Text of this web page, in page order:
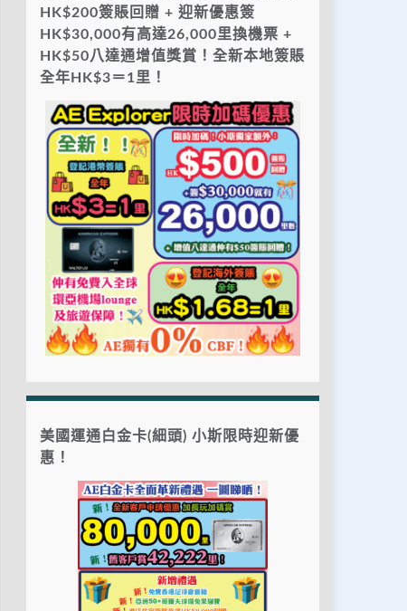
HK$200簽賬回贈 + 迎新優惠簽
HK$30,000有高達26,000里換機票 +
HK$50八達通增值獎賞！全新本地簽賬
全年HK$3＝1里！
美國運通白金卡(細頭) 小斯限時迎新優
惠！